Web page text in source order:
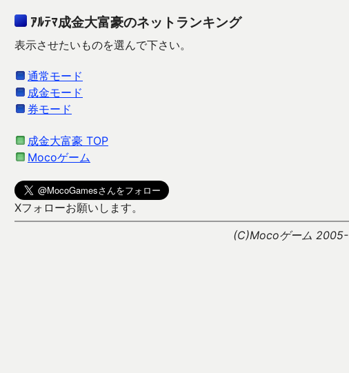
ｱﾙﾃﾏ成金大富豪のネットランキング
表示させたいものを選んで下さい。
通常モード
成金モード
券モード
成金大富豪 TOP
Mocoゲーム
Xフォローお願いします。
(C)Mocoゲーム 2005-